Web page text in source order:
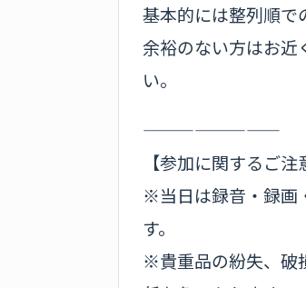
基本的には整列順で
余裕のない方はお近
い。
————————
【参加に関するご注
※当日は録音・録画
す。
※貴重品の紛失、破